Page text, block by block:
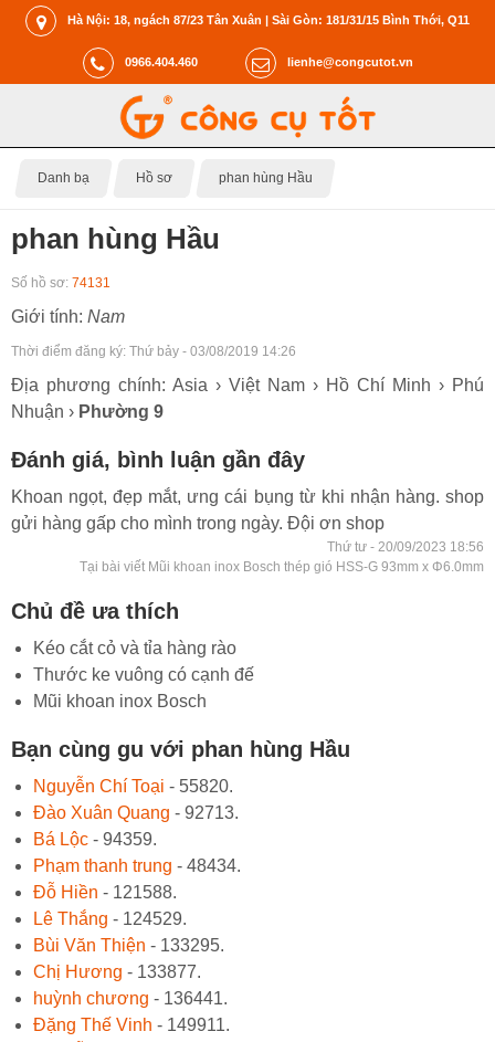
Hà Nội: 18, ngách 87/23 Tân Xuân | Sài Gòn: 181/31/15 Bình Thới, Q11
0966.404.460 lienhe@congcutot.vn
Danh bạ Hồ sơ phan hùng Hầu
phan hùng Hầu
Số hồ sơ: 74131
Giới tính: Nam
Thời điểm đăng ký: Thứ bảy - 03/08/2019 14:26
Địa phương chính: Asia › Việt Nam › Hồ Chí Minh › Phú
Nhuận › Phường 9
Đánh giá, bình luận gần đây
Khoan ngọt, đẹp mắt, ưng cái bụng từ khi nhận hàng. shop
gửi hàng gấp cho mình trong ngày. Đội ơn shop
Thứ tư - 20/09/2023 18:56
Tại bài viết Mũi khoan inox Bosch thép gió HSS-G 93mm x Φ6.0mm
Chủ đề ưa thích
Kéo cắt cỏ và tỉa hàng rào
Thước ke vuông có cạnh đế
Mũi khoan inox Bosch
Bạn cùng gu với phan hùng Hầu
Nguyễn Chí Toại - 55820.
Đào Xuân Quang - 92713.
Bá Lộc - 94359.
Phạm thanh trung - 48434.
Đỗ Hiền - 121588.
Lê Thắng - 124529.
Bùi Văn Thiện - 133295.
Chị Hương - 133877.
huỳnh chương - 136441.
Đặng Thế Vinh - 149911.